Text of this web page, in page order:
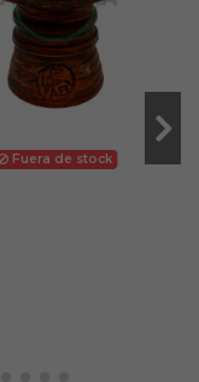
Fuera de stock